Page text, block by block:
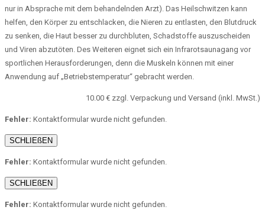
nur in Absprache mit dem behandelnden Arzt). Das Heilschwitzen kann
helfen, den Körper zu entschlacken, die Nieren zu entlasten, den Blutdruck
zu senken, die Haut besser zu durchbluten, Schadstoffe auszuscheiden
und Viren abzutöten. Des Weiteren eignet sich ein Infrarotsaunagang vor
sportlichen Herausforderungen, denn die Muskeln können mit einer
Anwendung auf „Betriebstemperatur“ gebracht werden.
10.00 € zzgl. Verpackung und Versand (inkl. MwSt.)
Fehler: Kontaktformular wurde nicht gefunden.
SCHLIEßEN
Fehler: Kontaktformular wurde nicht gefunden.
SCHLIEßEN
Fehler: Kontaktformular wurde nicht gefunden.